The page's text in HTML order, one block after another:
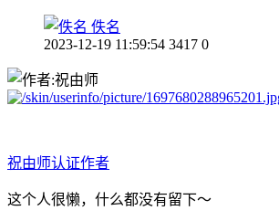
佚名
2023-12-19 11:59:54 3417 0
祝由师认证作者
这个人很懒，什么都没有留下～